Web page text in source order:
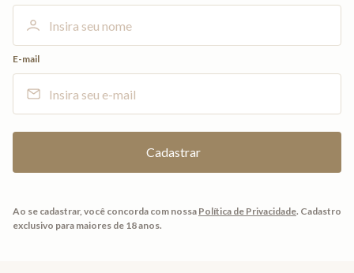
E-mail
Ao se cadastrar, você concorda com nossa Política de Privacidade. Cadastro
exclusivo para maiores de 18 anos.